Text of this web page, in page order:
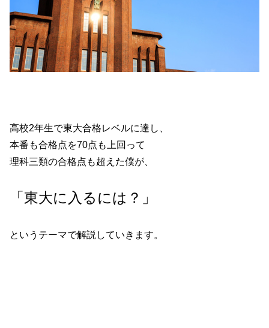
高校2年生で東大合格レベルに達し、
本番も合格点を70点も上回って
理科三類の合格点も超えた僕が、
「東大に入るには？」
というテーマで解説していきます。